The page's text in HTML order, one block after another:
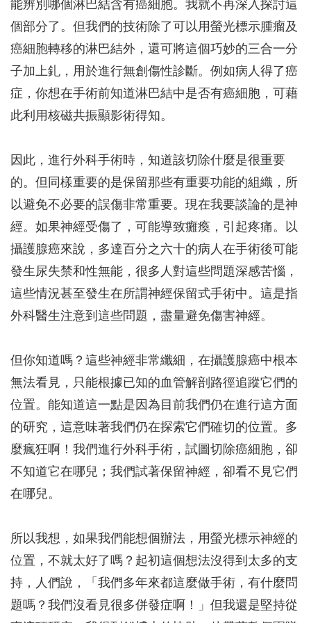
能辨別哪個淋巴結含有癌細胞。我就不再深入探討這
個部分了。但我們的技術除了可以用螢光標示腫瘤及
癌細胞轉移的淋巴結外，還可將這個巧妙的三合一分
子加上釓，用於進行無創傷性診斷。例如病人得了癌
症，你想在手術前知道淋巴結中是否有癌細胞，可藉
此利用核磁共振顯影術得知。
因此，進行外科手術時，知道該切除什麼是很重要
的。但同樣重要的是保留那些有重要功能的組織，所
以避免不必要的誤傷非常重要。現在我要談論的是神
經。如果神經受傷了，可能導致癱瘓，引起疼痛。以
攝護腺癌來說，多達百分之六十的病人在手術後可能
發生尿失禁和性無能，很多人對這些問題深感苦惱，
這些情況甚至發生在所謂神經保留式手術中。這是指
外科醫生注意到這些問題，盡量避免傷害神經。
但你知道嗎？這些神經非常纖細，在攝護腺癌中根本
無法看見，只能根據已知的血管解剖路徑追蹤它們的
位置。能知道這一點是因為目前我們仍在進行這方面
的研究，這意味著我們仍在探索它們確切的位置。多
麼瘋狂啊！我們進行外科手術，試圖切除癌細胞，卻
不知道它在哪兒；我們試著保留神經，卻看不見它們
在哪兒。
所以我想，如果我們能想個辦法，用螢光標示神經的
位置，不就太好了嗎？起初這個想法沒得到太多的支
持，人們說，「我們多年來都這麼做手術，有什麼問
題嗎？我們沒看見很多併發症啊！」但我還是堅持從